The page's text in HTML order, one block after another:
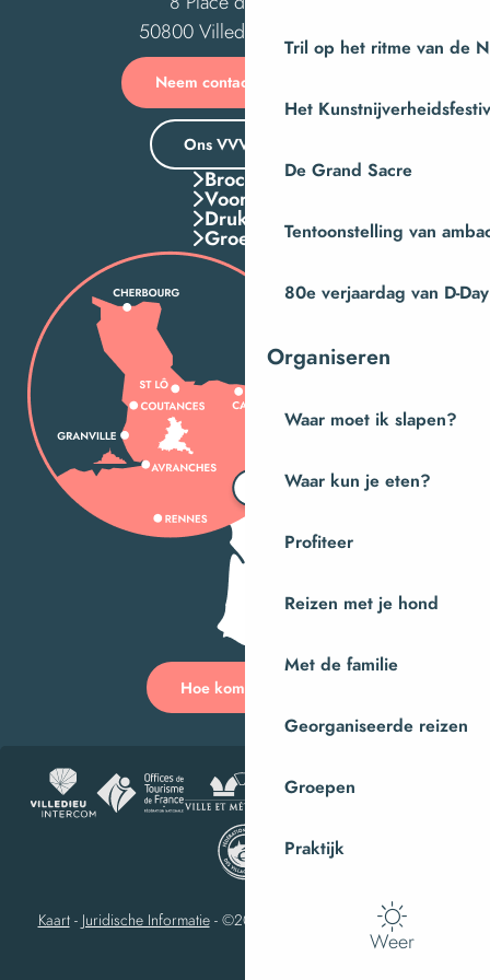
Tril op het ritme van de
Het
De Grand Sacre
Tentoonstelling van
80e verjaardag van D-Day
Organiseren
Waar moet ik slapen?
Waar kun je eten?
Profiteer
Reizen met je hond
Met de familie
Georganiseerde reizen
Groepen
Praktijk
Weer
50800 Villedieu-les-Poêles
Neem contact met ons op
Ons VVV-kantoor
Brochures
Voordelen
Druk Op
Groepen
Hoe kom ik daar?
Kaart- Juridische Informatie- ©2023 Villedieu-les-Poêles Intercom